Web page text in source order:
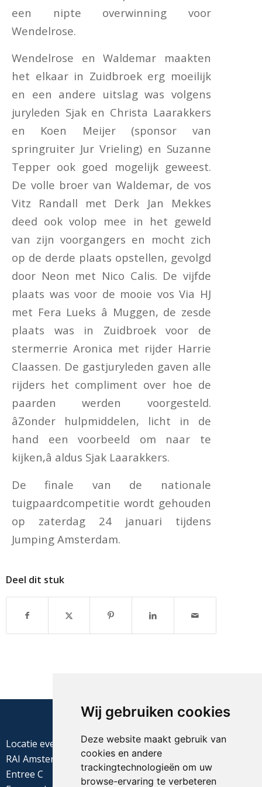
Wij gebruiken cookies
Deze website maakt gebruik van
cookies en andere
trackingtechnologieën om uw
browse-ervaring te verbeteren
een nipte overwinning voor
Wendelrose.
Wendelrose en Waldemar maakten
het elkaar in Zuidbroek erg moeilijk
en een andere uitslag was volgens
juryleden Sjak en Christa Laarakkers
en Koen Meijer (sponsor van
springruiter Jur Vrieling) en Suzanne
Tepper ook goed mogelijk geweest.
De volle broer van Waldemar, de vos
Vitz Randall met Derk Jan Mekkes
deed ook volop mee in het geweld
van zijn voorgangers en mocht zich
op de derde plaats opstellen, gevolgd
door Neon met Nico Calis. De vijfde
plaats was voor de mooie vos Via HJ
met Fera Lueks â Muggen, de zesde
plaats was in Zuidbroek voor de
stermerrie Aronica met rijder Harrie
Claassen. De gastjuryleden gaven alle
rijders het compliment over hoe de
paarden werden voorgesteld.
âZonder hulpmiddelen, licht in de
hand een voorbeeld om naar te
kijken,â aldus Sjak Laarakkers.
De finale van de nationale
tuigpaardcompetitie wordt gehouden
op zaterdag 24 januari tijdens
Jumping Amsterdam.
Deel dit stuk
Locatie evenement
RAI Amsterdam
Entree C